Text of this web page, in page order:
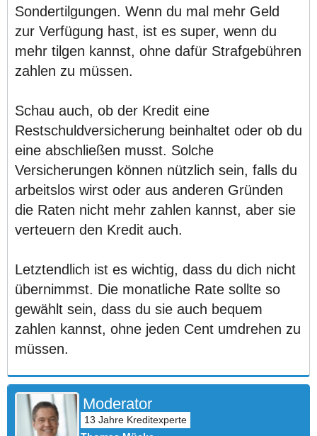
Sondertilgungen. Wenn du mal mehr Geld
zur Verfügung hast, ist es super, wenn du
mehr tilgen kannst, ohne dafür Strafgebühren
zahlen zu müssen.
Schau auch, ob der Kredit eine
Restschuldversicherung beinhaltet oder ob du
eine abschließen musst. Solche
Versicherungen können nützlich sein, falls du
arbeitslos wirst oder aus anderen Gründen
die Raten nicht mehr zahlen kannst, aber sie
verteuern den Kredit auch.
Letztendlich ist es wichtig, dass du dich nicht
übernimmst. Die monatliche Rate sollte so
gewählt sein, dass du sie auch bequem
zahlen kannst, ohne jeden Cent umdrehen zu
müssen.
Moderator